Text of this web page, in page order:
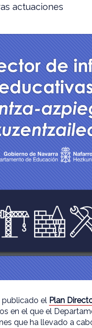
actuaciones
publicado el Plan
en el que el
que ha llevado a